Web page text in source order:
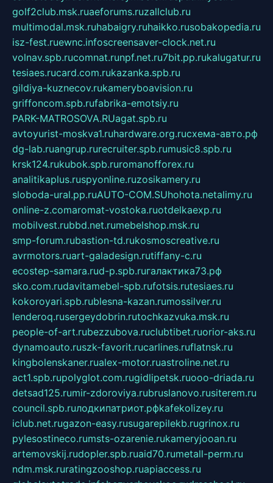
golf2club.msk.ruaeforums.ruzallclub.ru
multimodal.msk.ruhabaigry.ruhaikko.rusobakopedia.ru
isz-fest.ruewnc.infoscreensaver-clock.net.ru
volnav.spb.rucomnat.runpf.net.ru7bit.pp.rukalugatur.ru
tesiaes.rucard.com.rukazanka.spb.ru
gildiya-kuznecov.rukameryboavision.ru
griffoncom.spb.rufabrika-emotsiy.ru
PARK-MATROSOVA.RUagat.spb.ru
avtoyurist-moskva1.ruhardware.org.ruсхема-авто.рф
dg-lab.ruangrup.rurecruiter.spb.rumusic8.spb.ru
krsk124.rukubok.spb.ruromanofforex.ru
analitikaplus.ruspyonline.ruzosikamery.ru
sloboda-ural.pp.ruAUTO-COM.SUhohota.netalimy.ru
online-z.comaromat-vostoka.ruotdelkaexp.ru
mobilvest.rubbd.net.rumebelshop.msk.ru
smp-forum.rubastion-td.rukosmoscreative.ru
avrmotors.ruart-galadesign.rutiffany-c.ru
ecostep-samara.rud-p.spb.ruгалактика73.рф
sko.com.rudavitamebel-spb.rufotsis.rutesiaes.ru
kokoroyari.spb.rublesna-kazan.rumossilver.ru
lenderoq.rusergeydobrin.rutochkazvuka.msk.ru
people-of-art.rubezzubova.ruclubtibet.ruorior-aks.ru
dynamoauto.ruszk-favorit.rucarlines.ruflatnsk.ru
kingbolenskaner.rualex-motor.ruastroline.net.ru
act1.spb.rupolyglot.com.rugidlipetsk.ruooo-driada.ru
detsad125.rumir-zdoroviya.rubruslanovo.rusiterem.ru
council.spb.ruлодкипатриот.рфkafekolizey.ru
iclub.net.rugazon-easy.rusugarepilekb.rugrinox.ru
pylesostineco.rumsts-ozarenie.rukameryjooan.ru
artemovskij.rudopler.spb.ruaid70.rumetall-perm.ru
ndm.msk.ruratingzooshop.ruapiaccess.ru